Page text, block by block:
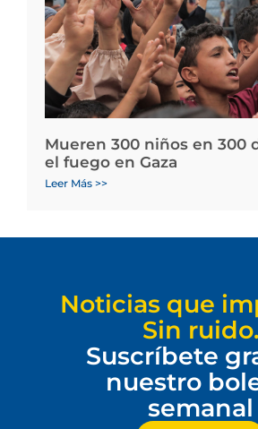
Mueren 300 niños en 300
el fuego en Gaza
Leer Más >>
Noticias que
Sin ruido.
Suscríbete
nuestro
semanal